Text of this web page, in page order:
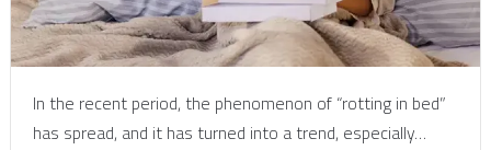
In the recent period, the phenomenon of “rotting in bed”
has spread, and it has turned into a trend, especially…